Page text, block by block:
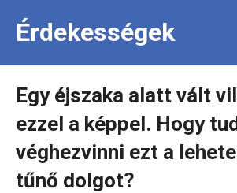
Érdekességek
Egy éjszaka alatt vált
ezzel a képpel. Hogy
véghezvinni ezt a
tűnő dolgot?